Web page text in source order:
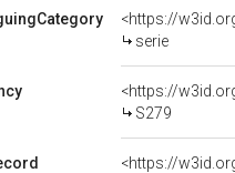
<https://
serie
<https://
S279
<https://